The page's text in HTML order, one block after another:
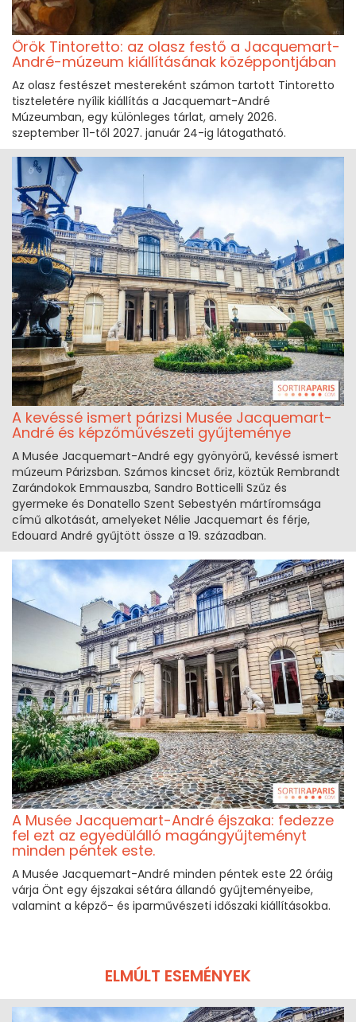
Örök Tintoretto: az olasz festő a Jacquemart-
André-múzeum kiállításának középpontjában
Az olasz festészet mestereként számon tartott Tintoretto
tiszteletére nyílik kiállítás a Jacquemart-André
Múzeumban, egy különleges tárlat, amely 2026.
szeptember 11-től 2027. január 24-ig látogatható.
A kevéssé ismert párizsi Musée Jacquemart-
André és képzőművészeti gyűjteménye
A Musée Jacquemart-André egy gyönyörű, kevéssé ismert
múzeum Párizsban. Számos kincset őriz, köztük Rembrandt
Zarándokok Emmauszba, Sandro Botticelli Szűz és
gyermeke és Donatello Szent Sebestyén mártíromsága
című alkotását, amelyeket Nélie Jacquemart és férje,
Edouard André gyűjtött össze a 19. században.
A Musée Jacquemart-André éjszaka: fedezze
fel ezt az egyedülálló magángyűjteményt
minden péntek este.
A Musée Jacquemart-André minden péntek este 22 óráig
várja Önt egy éjszakai sétára állandó gyűjteményeibe,
valamint a képző- és iparművészeti időszaki kiállításokba.
ELMÚLT ESEMÉNYEK